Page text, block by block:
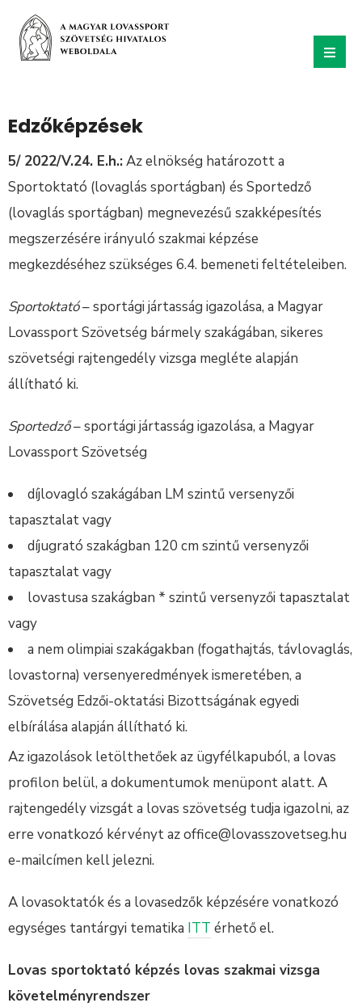
Edzőképzések
5/ 2022/V.24. E.h.:Az elnökség határozott a
Sportoktató (lovaglás sportágban) és Sportedző
(lovaglás sportágban) megnevezésű szakképesítés
megszerzésére irányuló szakmai képzése
megkezdéséhez szükséges 6.4. bemeneti feltételeiben.
Sportoktató– sportági jártasság igazolása, a Magyar
Lovassport Szövetség bármely szakágában, sikeres
szövetségi rajtengedély vizsga megléte alapján
állítható ki.
Sportedző– sportági jártasság igazolása, a Magyar
Lovassport Szövetség
díjlovagló szakágában LM szintű versenyzői
tapasztalat vagy
díjugrató szakágban 120 cm szintű versenyzői
tapasztalat vagy
lovastusa szakágban * szintű versenyzői tapasztalat
vagy
a nem olimpiai szakágakban (fogathajtás, távlovaglás,
lovastorna) versenyeredmények ismeretében, a
Szövetség Edzői-oktatási Bizottságának egyedi
elbírálása alapján állítható ki.
Az igazolások letölthetőek az ügyfélkapuból, a lovas
profilon belül, a dokumentumok menüpont alatt. A
rajtengedély vizsgát a lovas szövetség tudja igazolni, az
erre vonatkozó kérvényt az office@lovasszovetseg.hu
e-mailcímen kell jelezni.
A lovasoktatók és a lovasedzők képzésére vonatkozó
egységes tantárgyi tematika ITT érhető el.
Lovas sportoktató képzés lovas szakmai vizsga
követelményrendszer